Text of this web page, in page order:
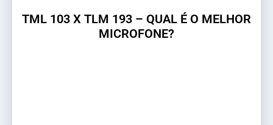
TML 103 X TLM 193 – QUAL É O MELHOR
MICROFONE?